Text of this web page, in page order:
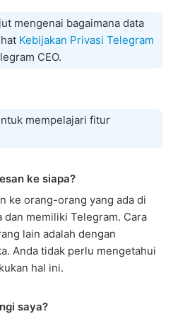
mengenai bagaimana data
Kebijakan Privasi Telegram
CEO.
mempelajari fitur
ke siapa?
ke orang-orang yang ada di
memiliki Telegram. Cara
lain adalah dengan
Anda tidak perlu mengetahui
hal ini.
saya?